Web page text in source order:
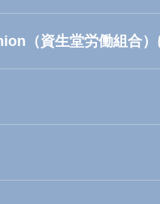
（資生堂労働組合）